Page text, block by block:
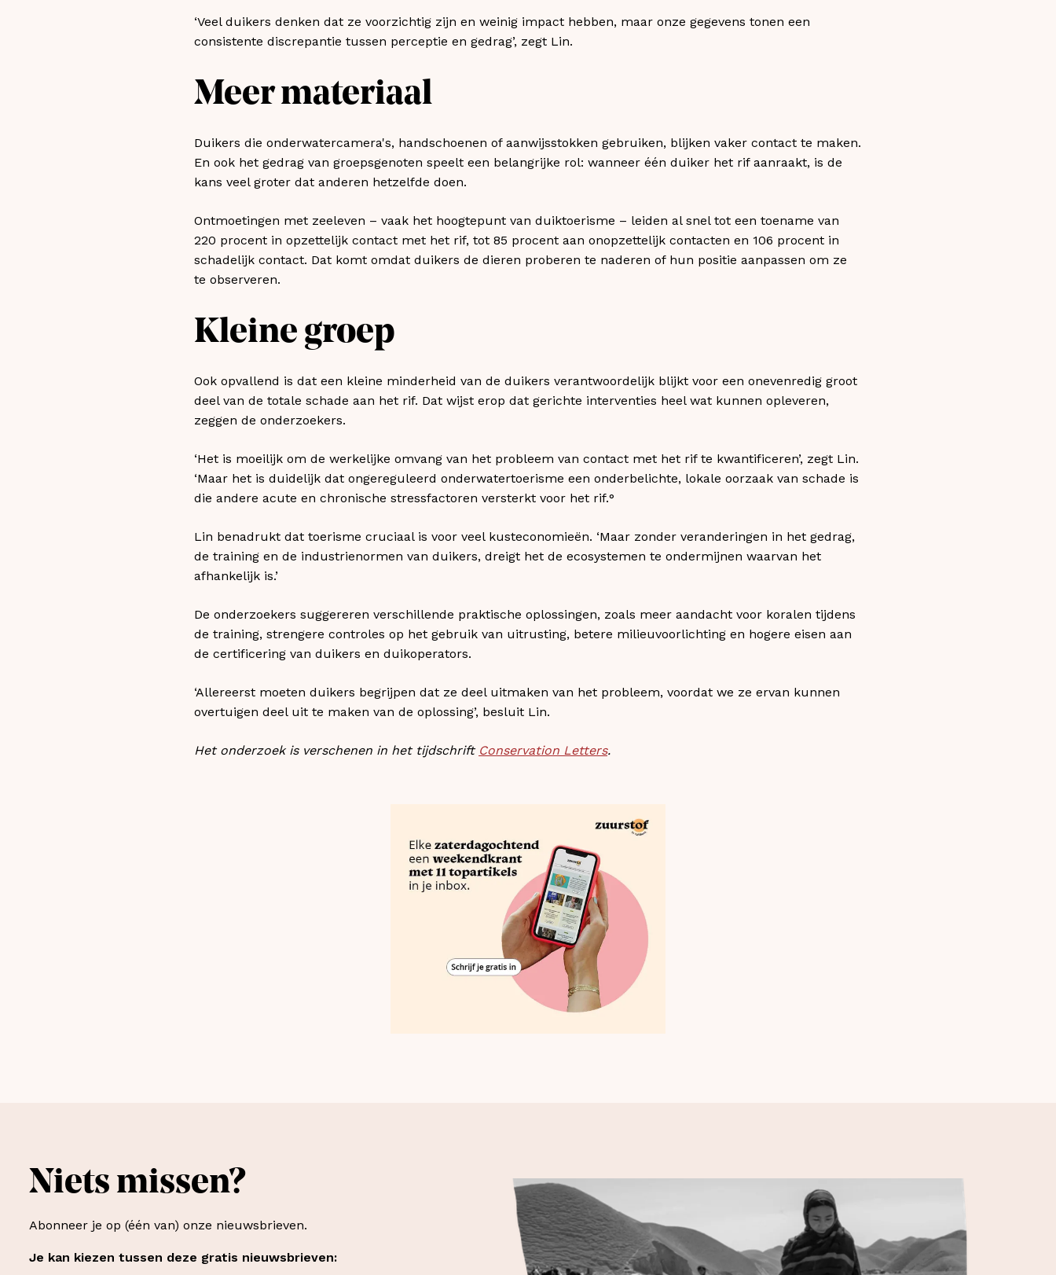
‘Veel duikers denken dat ze voorzichtig zijn en weinig impact hebben, maar onze gegevens tonen een
consistente discrepantie tussen perceptie en gedrag’, zegt Lin.
Meer materiaal
Duikers die onderwatercamera's, handschoenen of aanwijsstokken gebruiken, blijken vaker contact te maken.
En ook het gedrag van groepsgenoten speelt een belangrijke rol: wanneer één duiker het rif aanraakt, is de
kans veel groter dat anderen hetzelfde doen.
Ontmoetingen met zeeleven – vaak het hoogtepunt van duiktoerisme – leiden al snel tot een toename van
220 procent in opzettelijk contact met het rif, tot 85 procent aan onopzettelijk contacten en 106 procent in
schadelijk contact. Dat komt omdat duikers de dieren proberen te naderen of hun positie aanpassen om ze
te observeren.
Kleine groep
Ook opvallend is dat een kleine minderheid van de duikers verantwoordelijk blijkt voor een onevenredig groot
deel van de totale schade aan het rif. Dat wijst erop dat gerichte interventies heel wat kunnen opleveren,
zeggen de onderzoekers.
‘Het is moeilijk om de werkelijke omvang van het probleem van contact met het rif te kwantificeren’, zegt Lin.
‘Maar het is duidelijk dat ongereguleerd onderwatertoerisme een onderbelichte, lokale oorzaak van schade is
die andere acute en chronische stressfactoren versterkt voor het rif.°
Lin benadrukt dat toerisme cruciaal is voor veel kusteconomieën. ‘Maar zonder veranderingen in het gedrag,
de training en de industrienormen van duikers, dreigt het de ecosystemen te ondermijnen waarvan het
afhankelijk is.’
De onderzoekers suggereren verschillende praktische oplossingen, zoals meer aandacht voor koralen tijdens
de training, strengere controles op het gebruik van uitrusting, betere milieuvoorlichting en hogere eisen aan
de certificering van duikers en duikoperators.
‘Allereerst moeten duikers begrijpen dat ze deel uitmaken van het probleem, voordat we ze ervan kunnen
overtuigen deel uit te maken van de oplossing’, besluit Lin.
Het onderzoek is verschenen in het tijdschrift Conservation Letters.
Niets missen?
Abonneer je op (één van) onze nieuwsbrieven.
Je kan kiezen tussen deze gratis nieuwsbrieven: